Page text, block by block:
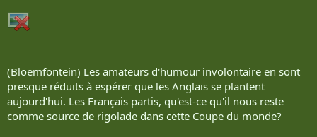
(Bloemfontein) Les amateurs d'humour involontaire en sont
presque réduits à espérer que les Anglais se plantent
aujourd'hui. Les Français partis, qu'est-ce qu'il nous reste
comme source de rigolade dans cette Coupe du monde?